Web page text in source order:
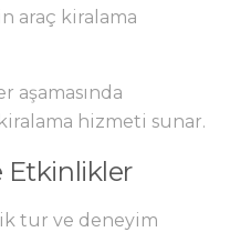
araç kiralama
aşamasında
hizmeti sunar.
Etkinlikler
tur ve deneyim